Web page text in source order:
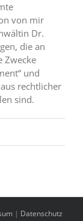
von mir
Dr.
die an
Zwecke
und
rechtlicher
sind.
| Datenschutz